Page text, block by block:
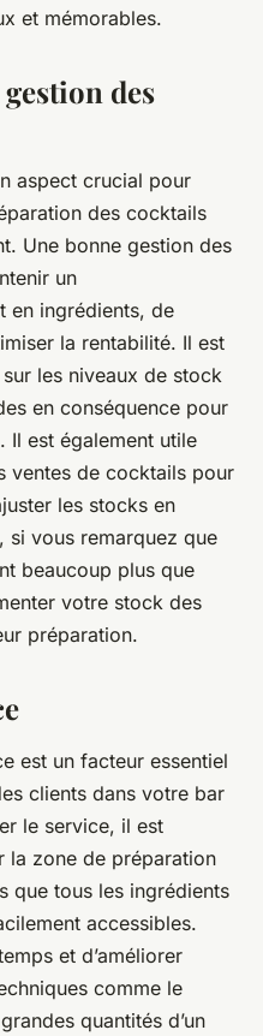
et mémorables.
des
aspect crucial pour
des cocktails
Une bonne gestion des
un
en ingrédients, de
la rentabilité. Il est
les niveaux de stock
en conséquence pour
Il est également utile
ventes de cocktails pour
les stocks en
si vous remarquez que
beaucoup plus que
votre stock des
préparation.
est un facteur essentiel
clients dans votre bar
le service, il est
la zone de préparation
que tous les ingrédients
accessibles.
et d’améliorer
comme le
quantités d’un